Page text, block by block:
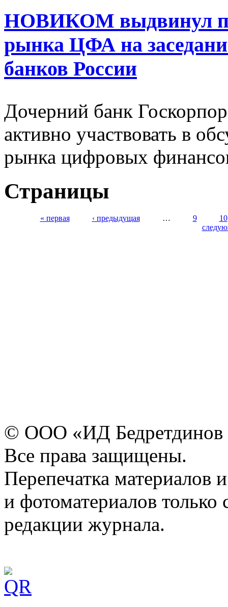
НОВИКОМ выдвинул
рынка ЦФА на
банков России
Дочерний банк
активно участвовать в
рынка цифровых
Страницы
« первая ‹ предыдущая … 9
10
© ООО «ИД
Все права защищены.
Перепечатка материалов
и фотоматериалов
редакции журнала.